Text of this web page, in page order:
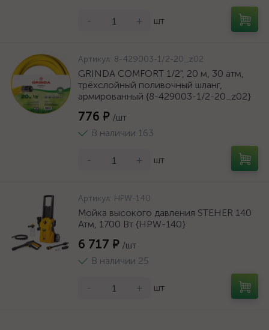
- + шт
Артикул: 8-429003-1/2-20_z02
GRINDA COMFORT 1/2", 20 м, 30 атм,
трёхслойный поливочный шланг,
армированный {8-429003-1/2-20_z02}
776 ₽ /шт
В наличии 163
- + шт
Артикул: HPW-140
Мойка высокого давления STEHER 140
Атм, 1700 Вт {HPW-140}
6 717 ₽ /шт
В наличии 25
- + шт